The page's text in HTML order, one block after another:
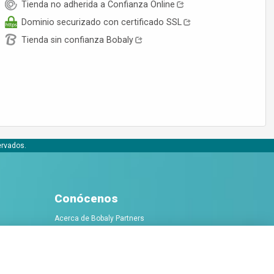
Tienda no adherida a Confianza Online
Dominio securizado con certificado SSL
Tienda sin confianza Bobaly
Conócenos
Acerca de Bobaly Partners